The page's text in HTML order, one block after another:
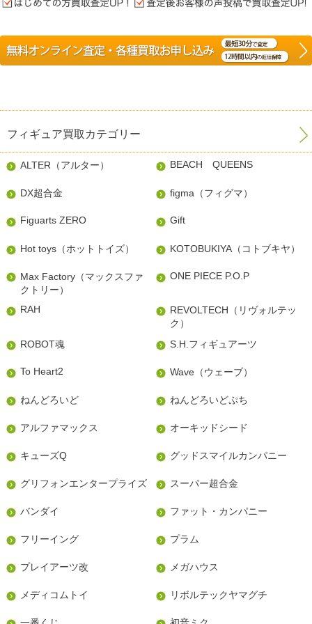
フィギュア買取カテゴリー
ALTER（アルター） BEACH QUEENS
DX超合金 figma（フィグマ）
Figuarts ZERO Gift
Hot toys（ホットトイズ） KOTOBUKIYA（コトブキヤ）
Max Factory（マックスファ
クトリー）
ONE PIECE P.O.P
RAH
REVOLTECH（リヴォルテッ
ク）
ROBOT魂
S.H.フィギュアーツ
To Heart2 Wave（ウェーブ）
ねんどろいど ねんどろいどぷち
アルファマックス オーキッドシード
キューズQ グッドスマイルカンパニー
グリフォンエンタープライズ スーパー超合金
バンダイ ファット・カンパニー
フリーイング プラム
プレイアーツ改 メガハウス
メディコムトイ リボルテックヤマグチ